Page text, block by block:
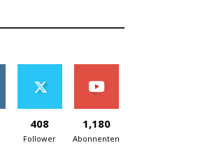
408
Follower
1,180
Abonnenten